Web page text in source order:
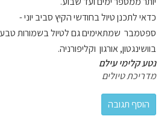
כדאי לתכנן טיול בחודשי הקיץ סביב יוני -
ספטמבר שמתאימים גם לטיול בשמורות טבע
בוושינגטון, אורגון וקליפורניה.
נטע קלימי עילם
מדריכת טיולים